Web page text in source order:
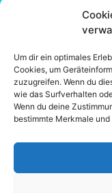
Um dir ein optimales
Cookies, um
zuzugreifen. Wenn du
wie das Surfverhalten
Wenn du deine
bestimmte Merkmale
Gemeindeland in
Redaktion: Dipl.-
Dr. Werner Lux, Jurist
Email:
© 2025– All rights